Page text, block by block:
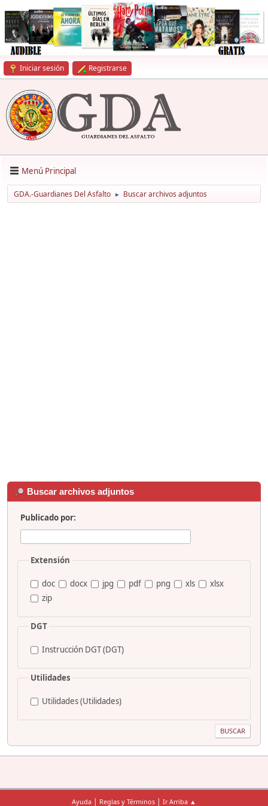
Iniciar sesión Registrarse
Menú Principal
GDA.-Guardianes Del Asfalto ► Buscar archivos adjuntos
Buscar archivos adjuntos
Publicado por:
Extensión
doc docx jpg pdf png xls
xlsx
zip
DGT
Instrucción DGT (DGT)
Utilidades
Utilidades (Utilidades)
Ayuda | Reglas y Términos | Ir Arriba ▲